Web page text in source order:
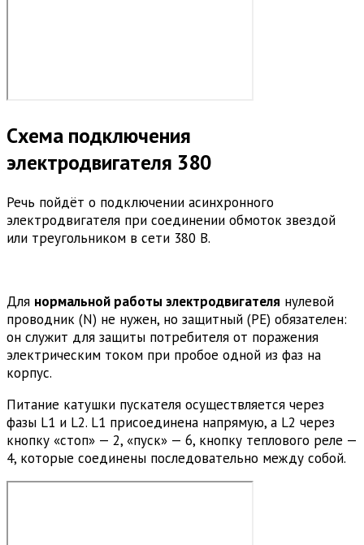
Схема подключения
электродвигателя 380
Речь пойдёт о подключении асинхронного
электродвигателя при соединении обмоток звездой
или треугольником в сети 380 В.
Для нормальной работы электродвигателя нулевой
проводник (N) не нужен, но защитный (PE) обязателен:
он служит для защиты потребителя от поражения
электрическим током при пробое одной из фаз на
корпус.
Питание катушки пускателя осуществляется через
фазы L1 и L2. L1 присоединена напрямую, а L2 через
кнопку «стоп» — 2, «пуск» — 6, кнопку теплового реле —
4, которые соединены последовательно между собой.